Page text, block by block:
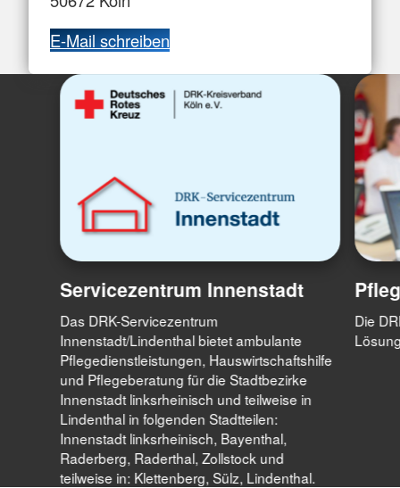
E-Mail schreiben
Servicezentrum Innenstadt
Das DRK-Servicezentrum
Innenstadt/Lindenthal bietet ambulante
Pflegedienstleistungen, Hauswirtschaftshilfe
und Pflegeberatung für die Stadtbezirke
Innenstadt linksrheinisch und teilweise in
Lindenthal in folgenden Stadtteilen:
Innenstadt linksrheinisch, Bayenthal,
Raderberg, Raderthal, Zollstock und
teilweise in: Klettenberg, Sülz, Lindenthal.
Die